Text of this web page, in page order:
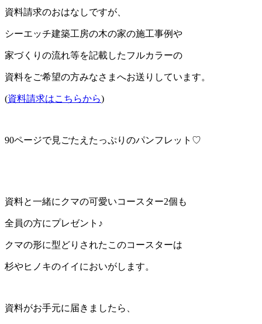
資料請求のおはなしですが、
シーエッチ建築工房の木の家の施工事例や
家づくりの流れ等を記載したフルカラーの
資料をご希望の方みなさまへお送りしています。
(資料請求はこちらから)
90ページで見ごたえたっぷりのパンフレット♡
資料と一緒にクマの可愛いコースター2個も
全員の方にプレゼント♪
クマの形に型どりされたこのコースターは
杉やヒノキのイイにおいがします。
資料がお手元に届きましたら、